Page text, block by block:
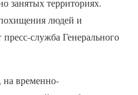
занятых территориях.
людей и
служба Генерального
временно-